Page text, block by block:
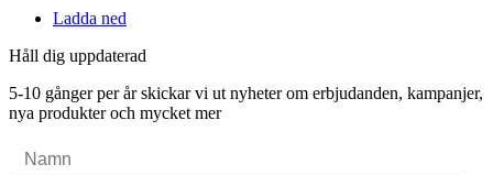
Ladda ned
Håll dig uppdaterad
5-10 gånger per år skickar vi ut nyheter om erbjudanden, kampanjer,
nya produkter och mycket mer